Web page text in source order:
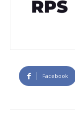
Facebook